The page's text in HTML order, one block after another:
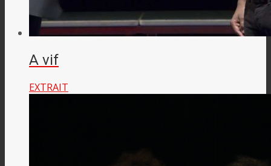
A vif
EXTRAIT